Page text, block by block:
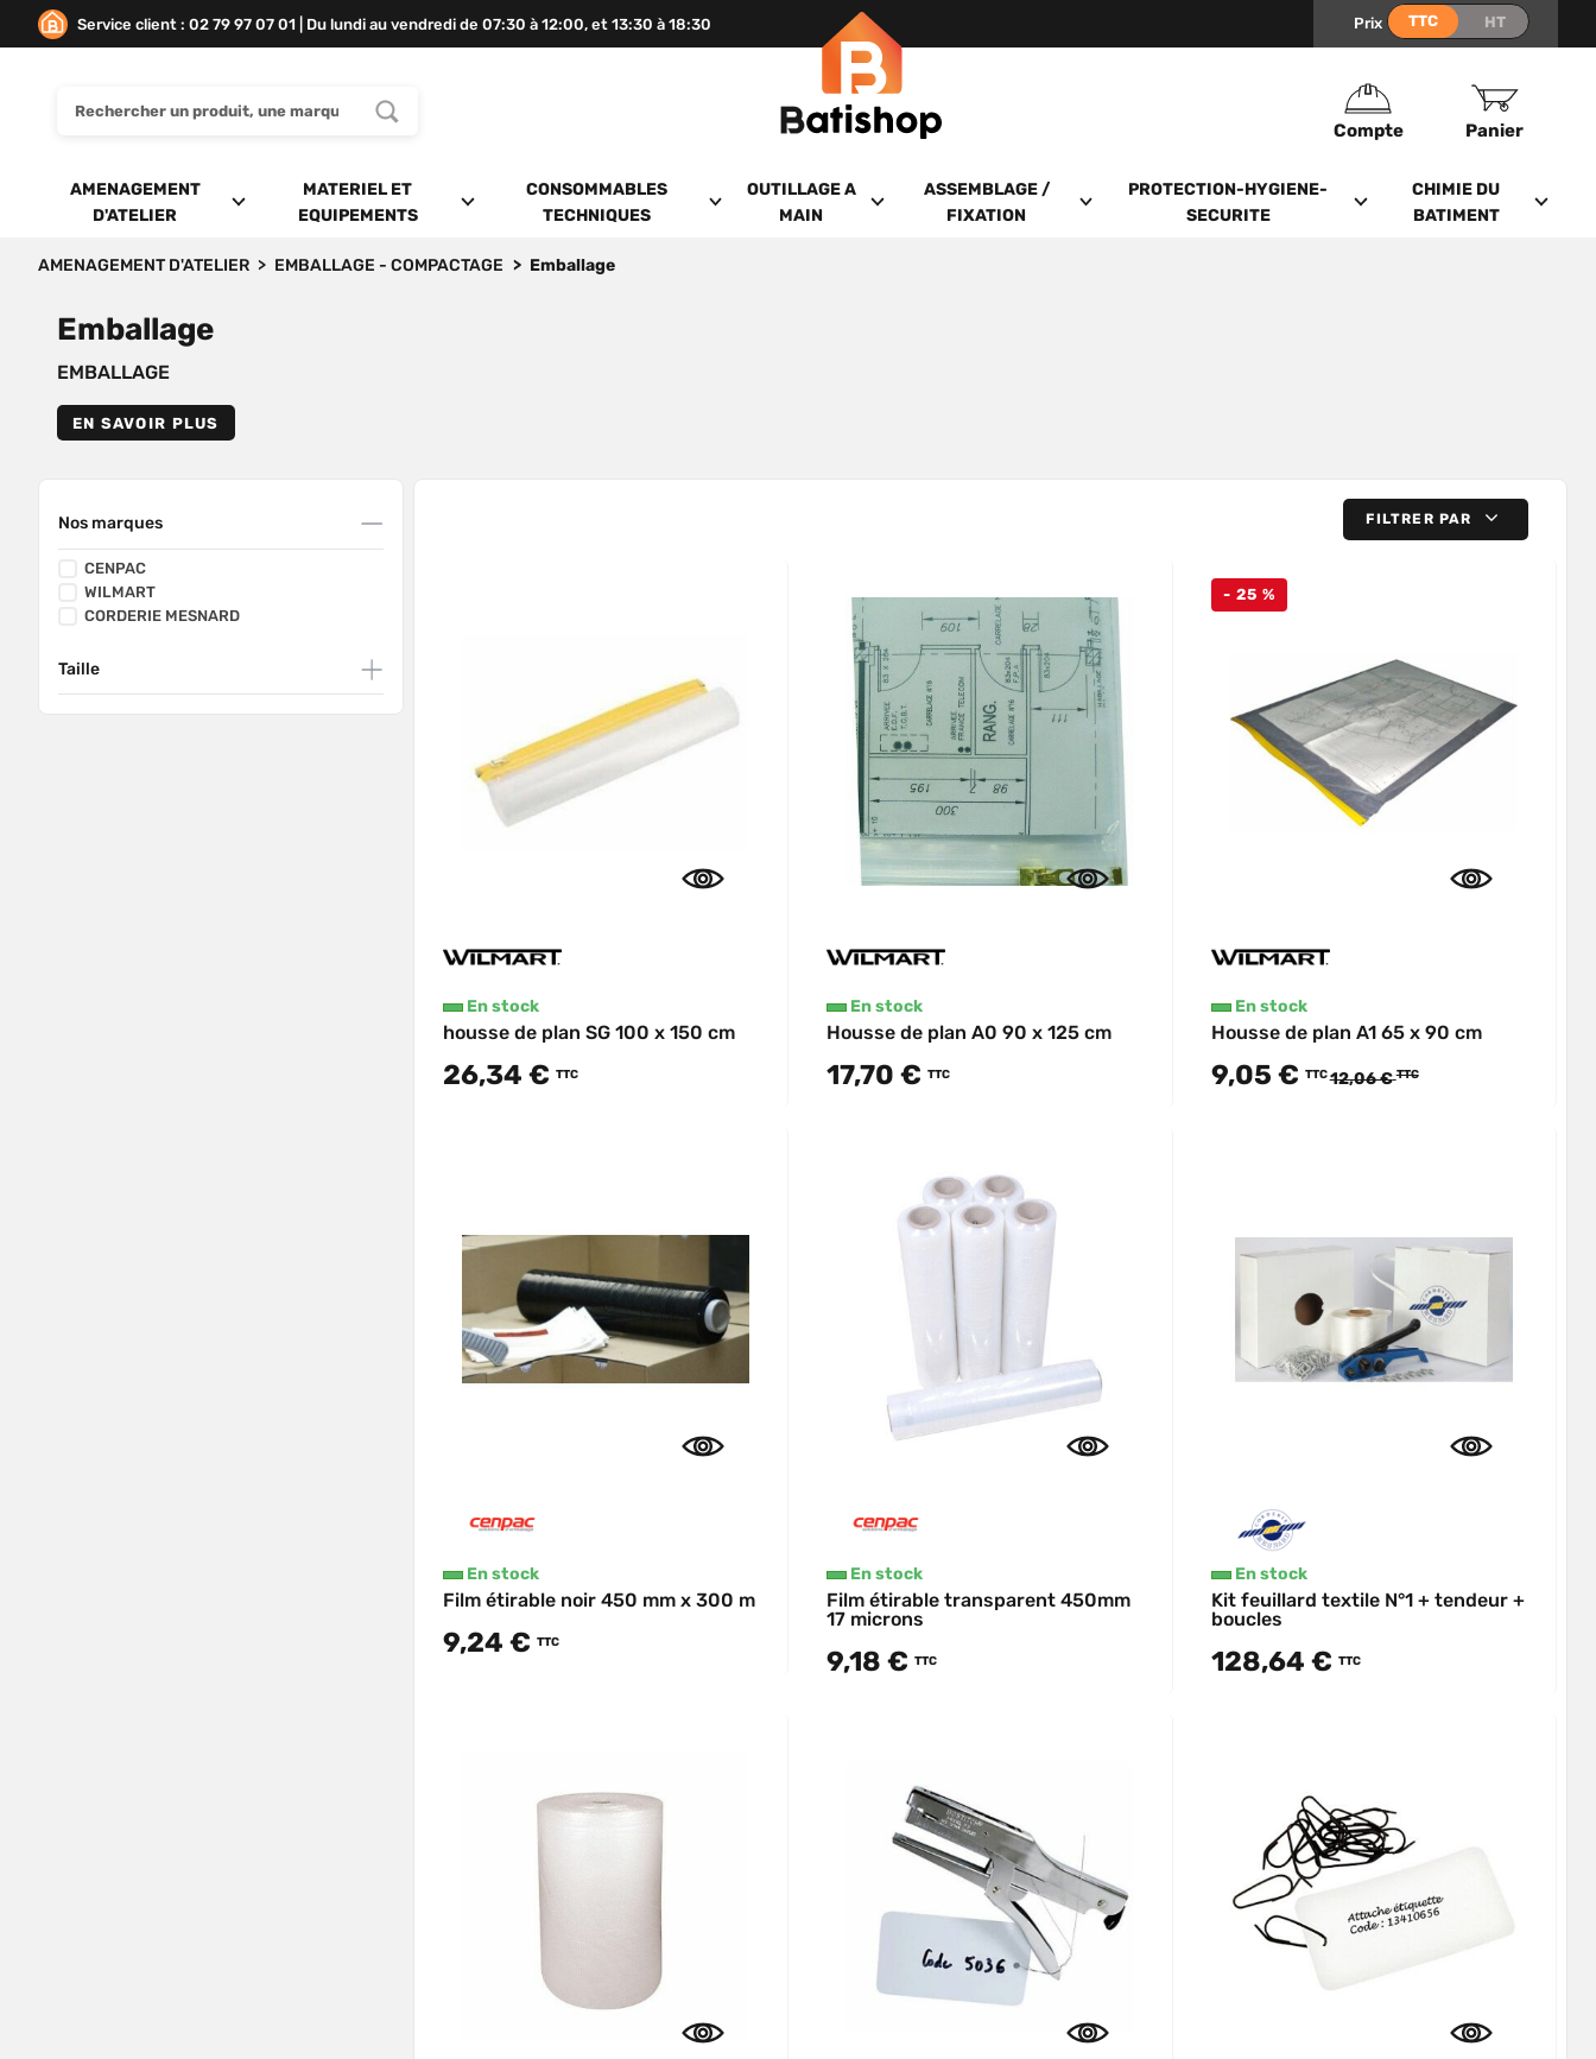
Service client : 02 79 97 07 01 | Du lundi au vendredi de 07:30 à 12:00, et 13:30 à 18:30 Prix
Compte Panier
AMENAGEMENT
D'ATELIER
MATERIEL ET
EQUIPEMENTS
CONSOMMABLES
TECHNIQUES
OUTILLAGE A
MAIN
ASSEMBLAGE /
FIXATION
PROTECTION-HYGIENE-
SECURITE
CHIMIE DU
BATIMENT
AMENAGEMENT D'ATELIER EMBALLAGE - COMPACTAGE Emballage
Emballage
EMBALLAGE
EN SAVOIR PLUS
Nos marques
CENPAC
WILMART
CORDERIE MESNARD
Taille
FILTRER PAR
En stock
housse de plan SG 100 x 150 cm
26,34 € TTC
En stock
Housse de plan A0 90 x 125 cm
17,70 € TTC
- 25 %
En stock
Housse de plan A1 65 x 90 cm
9,05 € TTC12,06 € TTC
En stock
Film étirable noir 450 mm x 300 m
9,24 € TTC
En stock
Film étirable transparent 450mm
17 microns
9,18 € TTC
En stock
Kit feuillard textile N°1 + tendeur +
boucles
128,64 € TTC